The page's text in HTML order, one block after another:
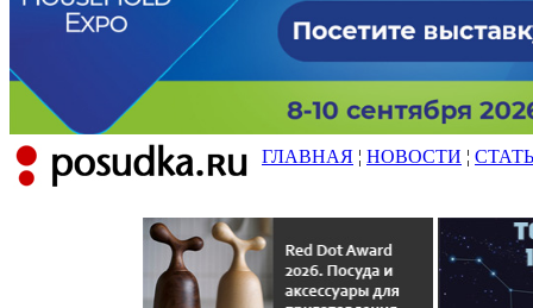
ГЛАВНАЯ ¦ НОВОСТИ ¦